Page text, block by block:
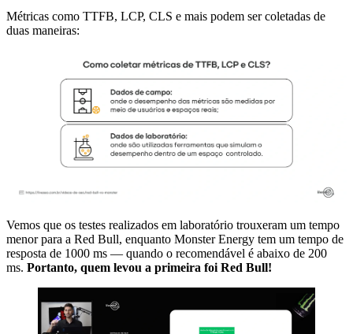
Métricas como TTFB, LCP, CLS e mais podem ser coletadas de
duas maneiras:
Vemos que os testes realizados em laboratório trouxeram um tempo
menor para a Red Bull, enquanto Monster Energy tem um tempo de
resposta de 1000 ms — quando o recomendável é abaixo de 200
ms. Portanto, quem levou a primeira foi Red Bull!